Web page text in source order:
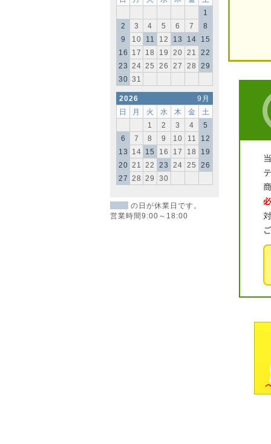
1
2
3 4 5 6 7
8
9
10 11 12 13 14
15
16
17 18 19 20 21
22
23
24 25 26 27 28
29
30 31
2026
9月
日
月 火 水 木 金
土
1
2 3 4
5
6
7 8 9 10 11
12
13
14 15 16 17 18
19
20
21 22 23 24 25
26
27
28 29 30
の日が休業日です。
営業時間9:00～18:00